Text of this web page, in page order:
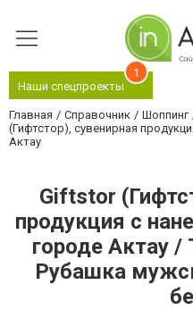
Наши спецпроекты
1
Главная Справочник Шоппинг
(Гифтстор), сувенирная
Актау
Giftstor
продукция с
городе Актау /
Рубашка